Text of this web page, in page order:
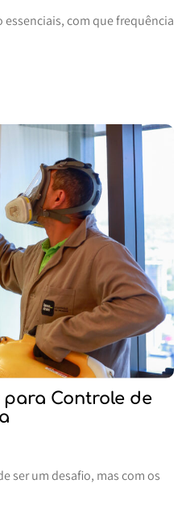
essenciais, com que frequência
Controle de
ser um desafio, mas com os